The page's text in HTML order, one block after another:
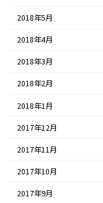
2018年5月
2018年4月
2018年3月
2018年2月
2018年1月
2017年12月
2017年11月
2017年10月
2017年9月